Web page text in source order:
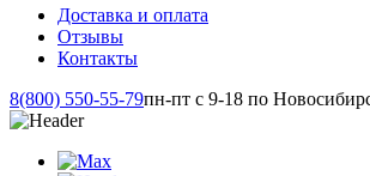
Доставка и оплата
Отзывы
Контакты
8(800) 550-55-79пн-пт с 9-18 по